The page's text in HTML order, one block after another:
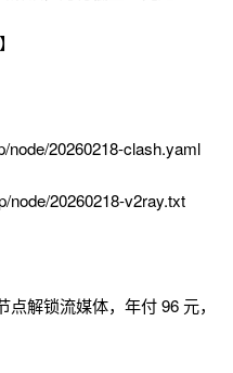
】
node/20260218-clash.yaml
node/20260218-v2ray.txt
解锁流媒体，年付 96 元，